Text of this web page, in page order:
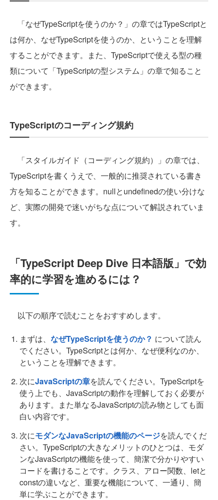
「なぜTypeScriptを使うのか？」の章ではTypeScriptと
は何か、なぜTypeScriptを使うのか、ということを理解
することができます。また、TypeScriptで使える型の種
類について「TypeScriptの型システム」の章で知ること
ができます。
TypeScriptのコーディング規約
「スタイルガイド（コーディング規約）」の章では、
TypeScriptを書くうえで、一般的に推奨されている書き
方を知ることができます。nullとundefinedの使い分けな
ど、実際の開発で迷いがちな点について解説されていま
す。
「TypeScript Deep Dive 日本語版」で効
率的に学習を進めるには？
以下の順序で読むことをおすすめします。
まずは、 なぜTypeScriptを使うのか？ について読ん
でください。TypeScriptとは何か、なぜ便利なのか、
ということを理解できます。
次にJavaScriptの章を読んでください。TypeScriptを
使う上でも、JavaScriptの動作を理解しておく必要が
あります。また単なるJavaScriptの読み物としても面
白い内容です。
次にモダンなJavaScriptの機能のページを読んでくだ
さい。TypeScriptの大きなメリットのひとつは、モダ
ンなJavaScriptの機能を使って、簡潔で分かりやすい
コードを書けることです。クラス、アロー関数、letと
constの違いなど、重要な機能について、一通り、簡
単に学ぶことができます。